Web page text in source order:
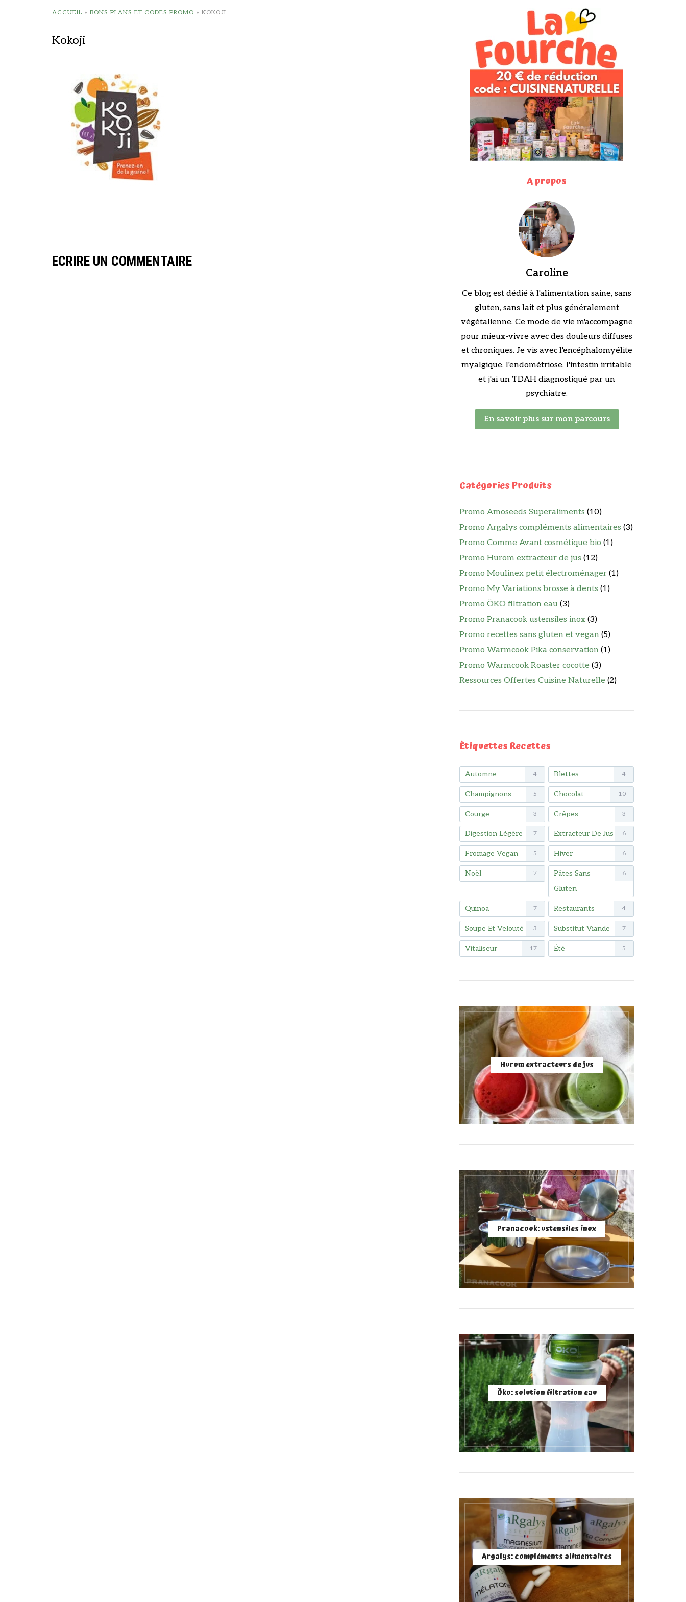
ACCUEIL » BONS PLANS ET CODES PROMO » KOKOJI
Kokoji
ECRIRE UN COMMENTAIRE
A propos
Caroline
Ce blog est dédié à l'alimentation saine, sans
gluten, sans lait et plus généralement
végétalienne. Ce mode de vie m'accompagne
pour mieux-vivre avec des douleurs diffuses
et chroniques. Je vis avec l'encéphalomyélite
myalgique, l'endométriose, l'intestin irritable
et j'ai un TDAH diagnostiqué par un
psychiatre.
En savoir plus sur mon parcours
Catégories Produits
Promo Amoseeds Superaliments (10)
Promo Argalys compléments alimentaires (3)
Promo Comme Avant cosmétique bio (1)
Promo Hurom extracteur de jus (12)
Promo Moulinex petit électroménager (1)
Promo My Variations brosse à dents (1)
Promo ÖKO filtration eau (3)
Promo Pranacook ustensiles inox (3)
Promo recettes sans gluten et vegan (5)
Promo Warmcook Pika conservation (1)
Promo Warmcook Roaster cocotte (3)
Ressources Offertes Cuisine Naturelle (2)
Étiquettes Recettes
Automne 4 Blettes 4
Champignons 5 Chocolat 10
Courge 3 Crêpes 3
Digestion Légère 7 Extracteur De Jus 6
Fromage Vegan 5 Hiver 6
Noël 7
Pâtes Sans
Gluten
6
Quinoa 7 Restaurants 4
Soupe Et Velouté 3 Substitut Viande 7
Vitaliseur 17 Été 5
Hurom extracteurs de jus
Pranacook: ustensiles inox
Öko: solution filtration eau
Argalys: compléments alimentaires